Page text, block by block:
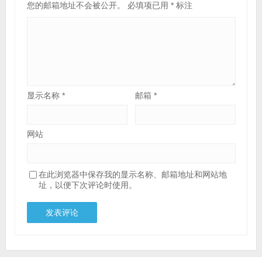
您的邮箱地址不会被公开。 必填项已用 *标注
显示名称 * 邮箱*
网站
在此浏览器中保存我的显示名称、邮箱地址和网站地
址，以便下次评论时使用。